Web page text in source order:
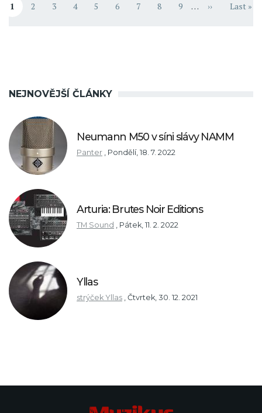
Aktuální stránka
1 Stránka
2 Stránka
3 Stránka
4 Stránka
5 Stránka
6 Stránka
7 Stránka
8 Stránka
9 … Následující
›› Last »
NEJNOVĚJŠÍ ČLÁNKY
Neumann M50 v síni slávy NAMM
Panter Pondělí, 18. 7. 2022
Arturia: Brutes Noir Editions
TM Sound Pátek, 11. 2. 2022
Yllas
strýček Yllas Čtvrtek, 30. 12. 2021